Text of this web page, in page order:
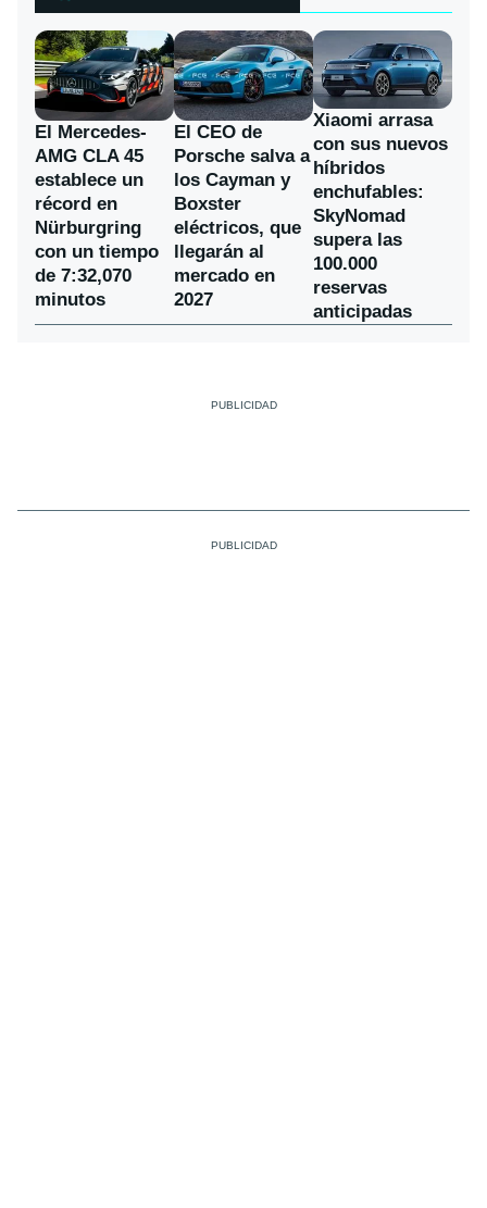
El Mercedes-
AMG CLA 45
establece un
récord en
Nürburgring
con un tiempo
de 7:32,070
minutos
El CEO de
Porsche salva a
los Cayman y
Boxster
eléctricos, que
llegarán al
mercado en
2027
Xiaomi arrasa
con sus nuevos
híbridos
enchufables:
SkyNomad
supera las
100.000
reservas
anticipadas